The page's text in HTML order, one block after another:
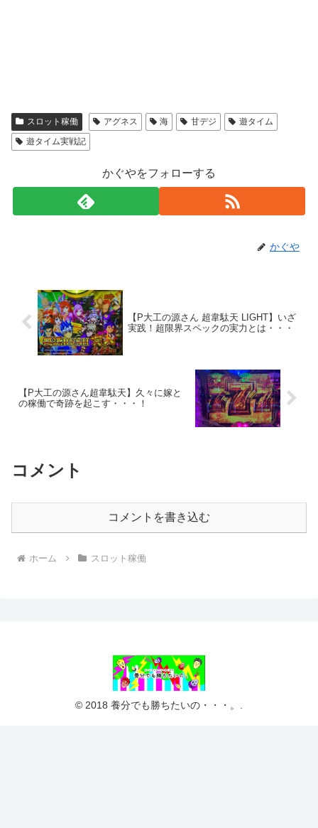
スロット稼働 アグネス 海 甘デジ
遊タイム
遊タイム実戦記
かぐやをフォローする
かぐや
【P大工の源さん 超韋駄天 LIGHT】いざ
実践！超限界スペックの実力とは・・・
【P大工の源さん超韋駄天】久々に嫁と
の稼働で奇跡を起こす・・・！
コメント
コメントを書き込む
ホーム スロット稼働
© 2018 養分でも勝ちたいの・・・。.